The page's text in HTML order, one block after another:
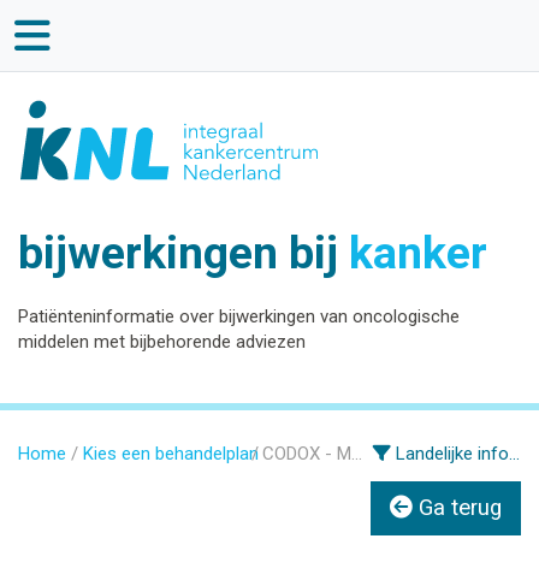
bijwerkingen bij kanker
Patiënteninformatie over bijwerkingen van oncologische
middelen met bijbehorende adviezen
Home Kies een behandelplan CODOX - M/IVAC Landelijke informatie
Ga terug